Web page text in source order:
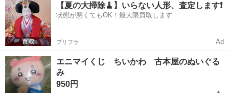
【夏の大掃除🧹】いらない人形、査定します❗️
状態が悪くてもOK！最大限買取します
プリフラ Ad
エニマイくじ ちいかわ 古本屋のぬいぐる
み
950円